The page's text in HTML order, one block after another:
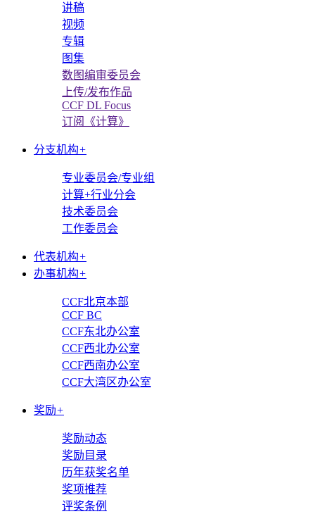
讲稿
视频
专辑
图集
数图编审委员会
上传/发布作品
CCF DL Focus
订阅《计算》
分支机构+
专业委员会/专业组
计算+行业分会
技术委员会
工作委员会
代表机构+
办事机构+
CCF北京本部
CCF BC
CCF东北办公室
CCF西北办公室
CCF西南办公室
CCF大湾区办公室
奖励+
奖励动态
奖励目录
历年获奖名单
奖项推荐
评奖条例